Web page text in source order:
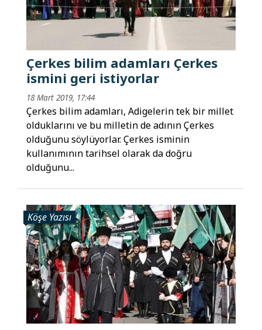
Çerkes bilim adamları Çerkes
ismini geri istiyorlar
18 Mart 2019, 17:44
Çerkes bilim adamları, Adigelerin tek bir millet
olduklarını ve bu milletin de adının Çerkes
olduğunu söylüyorlar. Çerkes isminin
kullanımının tarihsel olarak da doğru
olduğunu...
Köşe Yazısı